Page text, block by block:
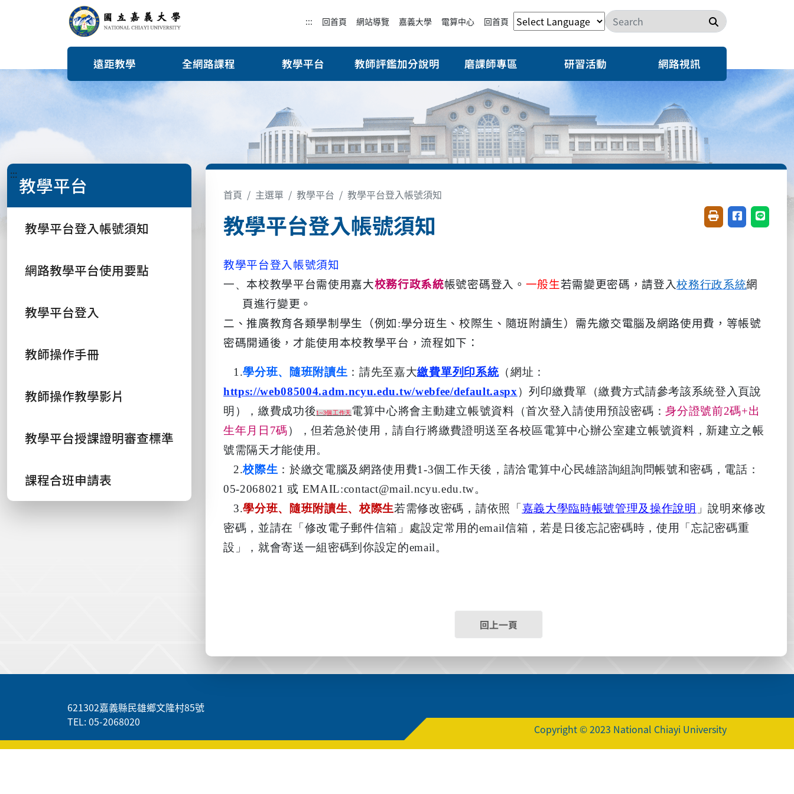
::: 回首頁 網站導覽 嘉義大學 電算中心 回首頁 搜尋
遠距教學 全網路課程 教學平台 教師評鑑加分說明 磨課師專區 研習活動 網路視訊
::: 教學平台
教學平台登入帳號須知
網路教學平台使用要點
教學平台登入
教師操作手冊
教師操作教學影片
教學平台授課證明審查標準
課程合班申請表
首頁 主選單 教學平台 教學平台登入帳號須知
教學平台登入帳號須知 友善列印(開新視窗)
分享至臉書(
分享至
教學平台登入帳號須知
一、 本校教學平台需使用嘉大校務行政系統帳號密碼登入。 一般生若需變更密碼，請登入校務行政系統網
頁進行變更。
二、推廣教育各類學制學生（例如:學分班生、校際生、隨班附讀生）需先繳交電腦及網路使用費，等帳號
密碼開通後，才能使用本校教學平台，流程如下：
1.學分班、隨班附讀生 ：請先至嘉大繳費單列印系統（網址：
https://web085004.adm.ncyu.edu.tw/webfee/default.aspx ）列印繳費單（繳費方式請參考該系統登入頁說
明），繳費成功後1~3個工作天 電算中心將會主動建立帳號資料（首次登入請使用預設密碼：身分證號前2碼+出
生年月日7碼），但若急於使用，請自行將繳費證明送至各校區電算中心辦公室建立帳號資料，新建立之帳
號需隔天才能使用。
2.校際生 ：於繳交電腦及網路使用費1-3個工作天後，請洽電算中心民雄諮詢組詢問帳號和密碼，電話：
05-2068021或 EMAIL:contact@mail.ncyu.edu.tw。
3.學分班、隨班附讀生、校際生若需修改密碼，請依照「 嘉義大學臨時帳號管理及操作說明 」說明來修改
密碼，並請在「修改電子郵件信箱」處設定常用的email信箱，若是日後忘記密碼時，使用「忘記密碼重
設」，就會寄送一組密碼到你設定的email。
回上一頁
621302嘉義縣民雄鄉文隆村85號
TEL: 05-2068020
Copyright © 2023 National Chiayi University